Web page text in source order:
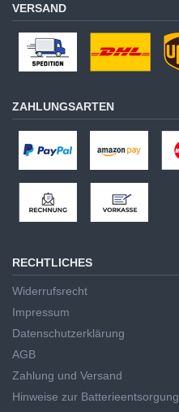
VERSAND
ZAHLUNGSARTEN
RECHTLICHES
Widerrufsrecht
Impressum
Datenschutzerklärung
AGB
Zahlung und Versand
Hinweise zur Batterieentsorgung